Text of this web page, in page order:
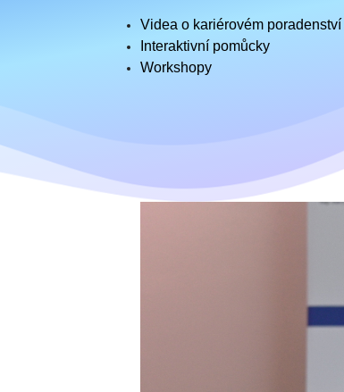
Videa o kariérovém poradenství
Interaktivní pomůcky
Workshopy